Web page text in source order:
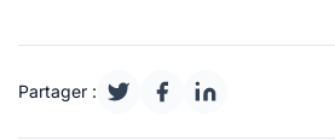
Partager :